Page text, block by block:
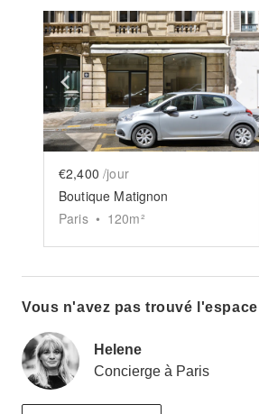
Show previous slide
€2,400 /jour
Boutique Matignon
Paris • 120m²
Vous n'avez pas trouvé
Helene
Concierge à Paris